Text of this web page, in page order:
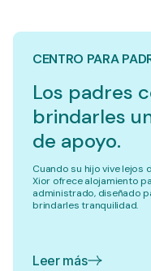
CENTRO PARA
Los padres
brindarles
de apoyo.
Cuando su hijo vive lejos
Xior ofrece alojamiento
administrado, diseñado
brindarles tranquilidad.
Leer más